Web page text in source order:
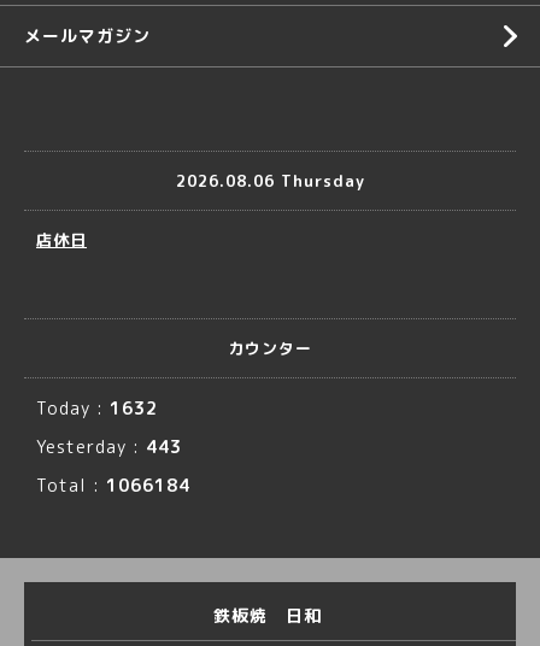
メールマガジン
2026.08.06 Thursday
店休日
カウンター
Today : 1632
Yesterday : 443
Total : 1066184
鉄板焼 日和